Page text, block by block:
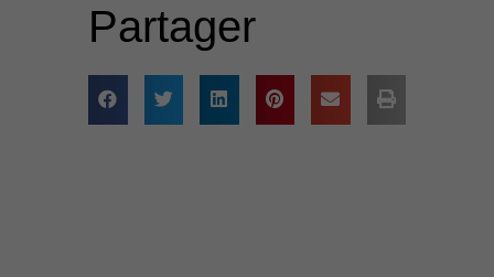
Partager